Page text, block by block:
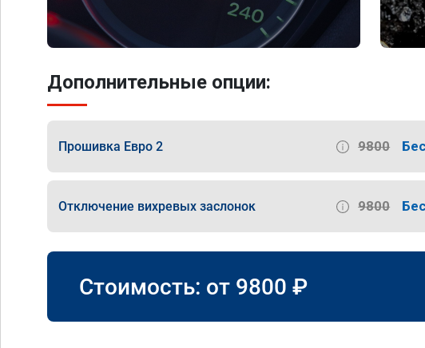
Дополнительные опции:
Прошивка Евро 2 9800
Отключение вихревых заслонок 9800
Стоимость: от 9800 ₽